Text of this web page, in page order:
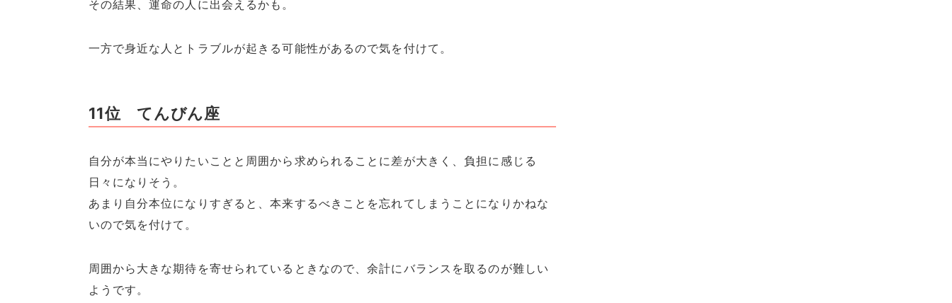
その結果、運命の人に出会えるかも。
一方で身近な人とトラブルが起きる可能性があるので気を付けて。
11位 てんびん座
自分が本当にやりたいことと周囲から求められることに差が大きく、負担に感じる
日々になりそう。
あまり自分本位になりすぎると、本来するべきことを忘れてしまうことになりかねな
いので気を付けて。
周囲から大きな期待を寄せられているときなので、余計にバランスを取るのが難しい
ようです。